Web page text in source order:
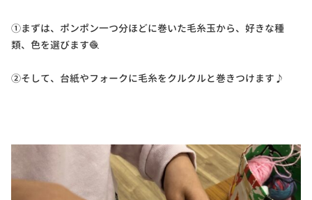
①まずは、ポンポン一つ分ほどに巻いた毛糸玉から、好きな種
類、色を選びます🧶
②そして、台紙やフォークに毛糸をクルクルと巻きつけます♪